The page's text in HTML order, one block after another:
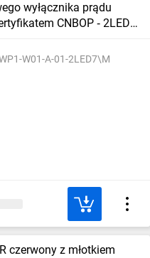
wyłącznika prądu
CNBOP ‑ 2LED
W01-A-01-2LED7\M
czerwony z młotkiem